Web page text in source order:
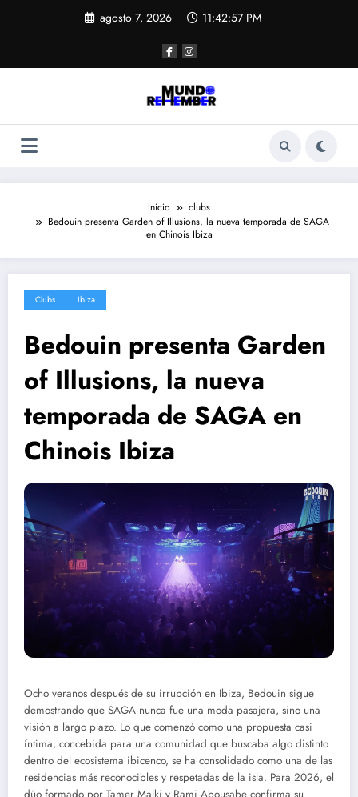
agosto 7, 2026 11:42:57 PM
Inicio
clubs
Bedouin presenta Garden of Illusions, la nueva temporada de SAGA
en Chinois Ibiza
Clubs Ibiza
Bedouin presenta Garden
of Illusions, la nueva
temporada de SAGA en
Chinois Ibiza
Ocho veranos después de su irrupción en Ibiza, Bedouin sigue
demostrando que SAGA nunca fue una moda pasajera, sino una
visión a largo plazo. Lo que comenzó como una propuesta casi
íntima, concebida para una comunidad que buscaba algo distinto
dentro del ecosistema ibicenco, se ha consolidado como una de las
residencias más reconocibles y respetadas de la isla. Para 2026, el
dúo formado por Tamer Malki y Rami Abousabe confirma su